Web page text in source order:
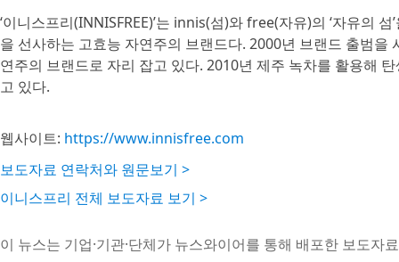
‘이니스프리(INNISFREE)’는 innis(섬)와 free(자유)의 ‘자유의
을 선사하는 고효능 자연주의 브랜드다. 2000년 브랜드 출범
연주의 브랜드로 자리 잡고 있다. 2010년 제주 녹차를 활용해
고 있다.
웹사이트: https://www.innisfree.com
보도자료 연락처와 원문보기 >
이니스프리 전체 보도자료 보기 >
이 뉴스는 기업·기관·단체가 뉴스와이어를 통해 배포한 보도자